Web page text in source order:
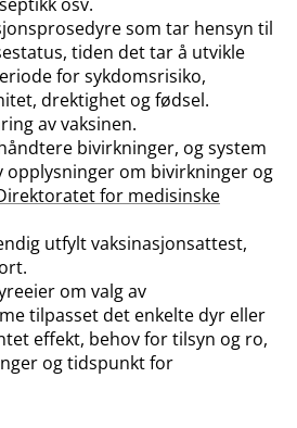
som tar hensyn til
tiden det tar å utvikle
for sykdomsrisiko,
drektighet og fødsel.
av vaksinen.
bivirkninger, og system
opplysninger om bivirkninger og
for medisinske
utfylt vaksinasjonsattest,
om valg av
tilpasset det enkelte dyr eller
effekt, behov for tilsyn og ro,
og tidspunkt for